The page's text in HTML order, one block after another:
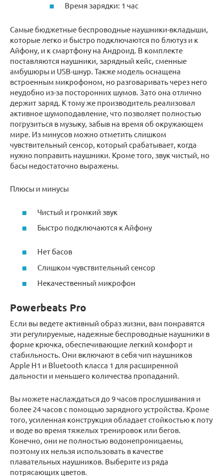
Время зарядки: 1 час
Самые бюджетные беспроводные наушники-вкладыши,
которые легко и быстро подключаются по блютуз и к
Айфону, и к смартфону на Андроид. В комплекте
поставляются наушники, зарядный кейс, сменные
амбушюры и USB-шнур. Также модель оснащена
встроенным микрофоном, но разговаривать через него
неудобно из-за посторонних шумов. Зато она отлично
держит заряд. К тому же производитель реализовал
активное шумоподавление, что позволяет полностью
погрузиться в музыку, забыв на время об окружающем
мире. Из минусов можно отметить слишком
чувствительный сенсор, который срабатывает, когда
нужно поправить наушники. Кроме того, звук чистый, но
басы недостаточно выражены.
Плюсы и минусы
Чистый и громкий звук
Быстро подключаются к Айфону
Нет басов
Слишком чувствительный сенсор
Некачественный микрофон
Powerbeats Pro
Если вы ведете активный образ жизни, вам понравятся
эти регулируемые, надежные беспроводные наушники в
форме крючка, обеспечивающие легкий комфорт и
стабильность. Они включают в себя чип наушников
Apple H1 и Bluetooth класса 1 для расширенной
дальности и меньшего количества пропаданий.
Вы можете наслаждаться до 9 часов прослушивания и
более 24 часов с помощью зарядного устройства. Кроме
того, усиленная конструкция обладает стойкостью к поту
и воде во время тяжелых тренировок или бегов.
Конечно, они не полностью водонепроницаемы,
поэтому их нельзя использовать в качестве
плавательных наушников. Выберите из ряда
потрясающих цветов.